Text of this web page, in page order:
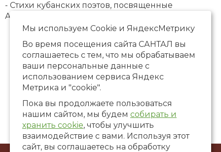
- Стихи кубанских поэтов, посвященные
А.С.Пушкину.
Мы используем Сookie и ЯндексМетрику
Во время посещения сайта САНТАЛ вы
соглашаетесь с тем, что мы обрабатываем
ваши персональные данные с
использованием сервиса Яндекс
Метрика и "cookie".
Пока вы продолжаете пользоваться
нашим сайтом, мы будем собирать и
хранить cookie, чтобы улучшить
взаимодействие с вами. Используя этот
сайт, вы соглашаетесь на обработку